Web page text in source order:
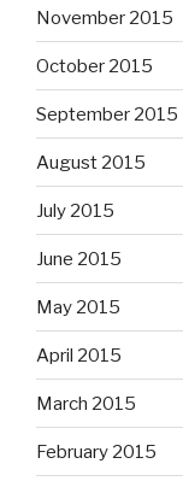
November 2015
October 2015
September 2015
August 2015
July 2015
June 2015
May 2015
April 2015
March 2015
February 2015